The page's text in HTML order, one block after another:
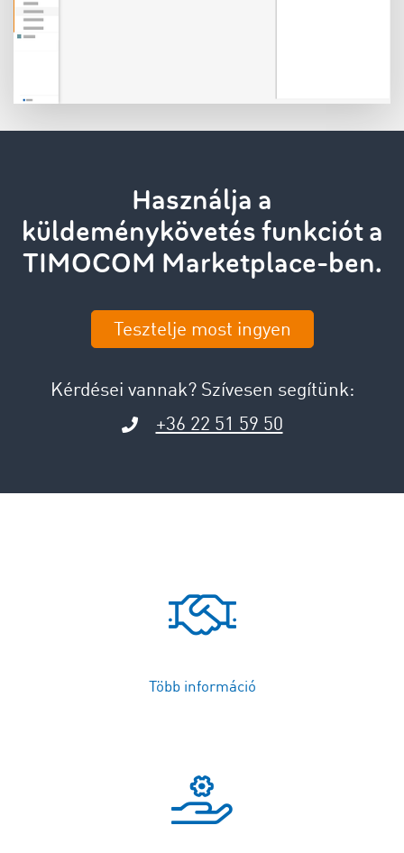
Használja a
küldeménykövetés funkciót a
TIMOCOM Marketplace-ben.
Tesztelje most ingyen
Kérdései vannak? Szívesen segítünk:
+36 22 51 59 50
Több információ